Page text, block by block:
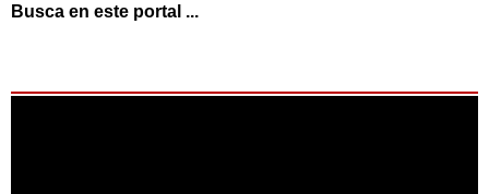
Busca en este portal ...